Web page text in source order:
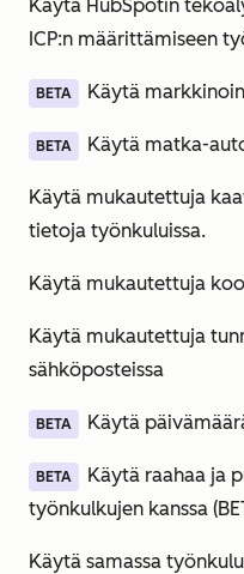
Käytä HubSpotin
ICP:n määrittämiseen
BETA Käytä
BETA Käytä matka-
Käytä mukautettuja
tietoja työnkuluissa.
Käytä mukautettuja
Käytä mukautettuja
sähköposteissa
BETA Käytä
BETA
Käytä raahaa ja
työnkulkujen kanssa
Käytä samassa